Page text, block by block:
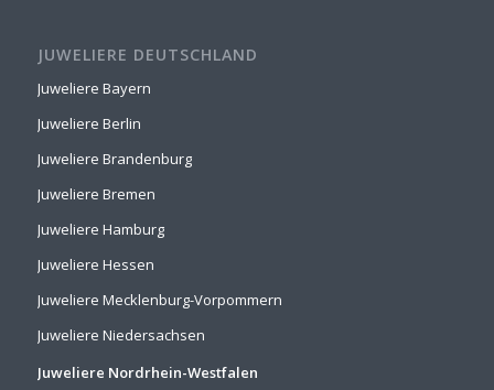
JUWELIERE DEUTSCHLAND
Juweliere Bayern
Juweliere Berlin
Juweliere Brandenburg
Juweliere Bremen
Juweliere Hamburg
Juweliere Hessen
Juweliere Mecklenburg-Vorpommern
Juweliere Niedersachsen
Juweliere Nordrhein-Westfalen